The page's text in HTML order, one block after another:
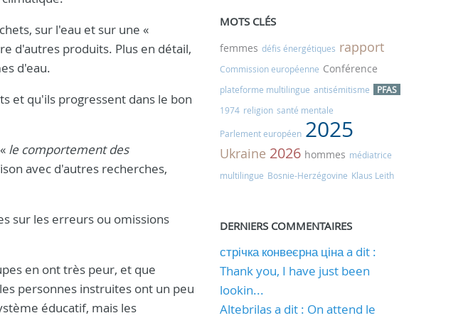
sur l'eau et sur une «
d'autres produits. Plus en détail,
d'eau.
et qu'ils progressent dans le bon
le comportement des
avec d'autres recherches,
sur les erreurs ou omissions
en ont très peur, et que
personnes instruites ont un peu
éducatif, mais les
MOTS CLÉS
femmes défis énergétiques rapport
Commission européenne Conférence
plateforme multilingue antisémitisme
PFAS
1974 religion santé mentale
Parlement européen 2025
Ukraine 2026 hommes médiatrice
multilingue Bosnie-Herzégovine Klaus Leith
DERNIERS COMMENTAIRES
стрічка конвеєрна ціна a dit :
Thank you, I have just been
lookin...
Altebrilas a dit : On attend le